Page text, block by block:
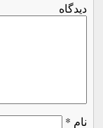
نام *